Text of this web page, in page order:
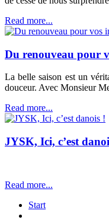
Read more...
Du renouveau pour
La belle saison est un
douceur. Avec Monsieur
Read more...
JYSK, Ici, c’est
Read more...
Start